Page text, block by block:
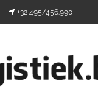
+32 495/456.990